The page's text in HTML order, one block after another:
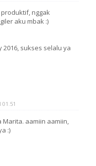
nggak
aku mbak :)
sukses selalu ya
Marita. aamiin aamiin,
:)